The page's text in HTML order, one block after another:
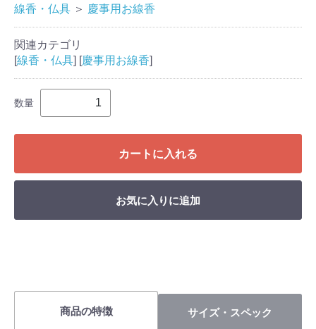
線香・仏具 ＞ 慶事用お線香
関連カテゴリ
[線香・仏具] [慶事用お線香]
数量
カートに入れる
お気に入りに追加
商品の特徴 サイズ・スペック